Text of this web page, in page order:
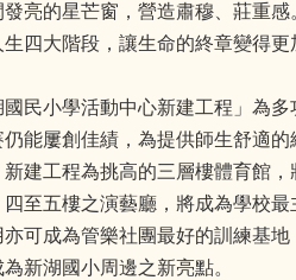
亮的星芒窗，營造肅穆、莊重
四大階段，讓生命的終章變得更
國民小學活動中心新建工程」為
能屢創佳績，為提供師生舒適
建工程為挑高的三層樓體育館
至五樓之演藝廳，將成為學校
可成為管樂社團最好的訓練基
新湖國小周邊之新亮點。